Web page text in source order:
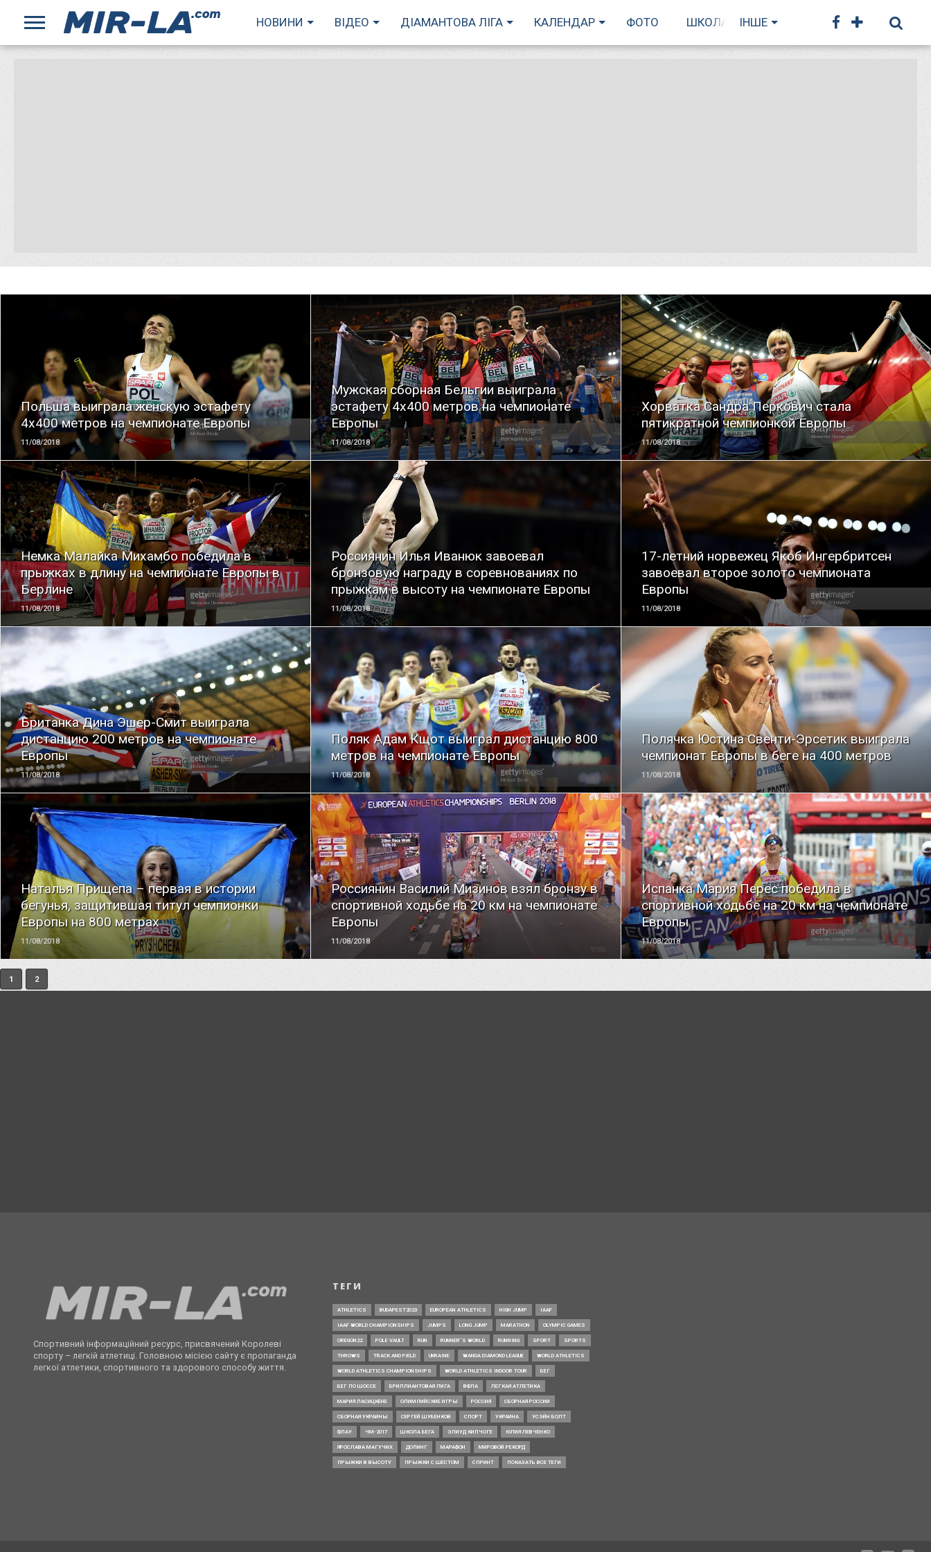
НОВИНИ ВІДЕО ДІАМАНТОВА ЛІГА КАЛЕНДАР ФОТО ШКОЛА БІГУ
ІНШЕ
Польша выиграла женскую эстафету
4х400 метров на чемпионате Европы
11/08/2018
ЧИТАТЬ
Мужская сборная Бельгии выиграла
эстафету 4х400 метров на чемпионате
Европы
11/08/2018
ЧИТАТЬ
Хорватка Сандра Перкович стала
пятикратной чемпионкой Европы
11/08/2018
ЧИТАТЬ
Немка Малайка Михамбо победила в
прыжках в длину на чемпионате Европы в
Берлине
11/08/2018
ЧИТАТЬ
Россиянин Илья Иванюк завоевал
бронзовую награду в соревнованиях по
прыжкам в высоту на чемпионате Европы
11/08/2018
17-летний норвежец Якоб Ингербритсен
завоевал второе золото чемпионата
Европы
11/08/2018
ЧИТАТЬ
Британка Дина Эшер-Смит выиграла
дистанцию 200 метров на чемпионате
Европы
11/08/2018
ЧИТАТЬ
Поляк Адам Кщот выиграл дистанцию 800
метров на чемпионате Европы
11/08/2018
ЧИТАТЬ
Полячка Юстина Свенти-Эрсетик выиграла
чемпионат Европы в беге на 400 метров
11/08/2018
ЧИТАТЬ
Наталья Прищепа – первая в истории
бегунья, защитившая титул чемпионки
Европы на 800 метрах
11/08/2018
ЧИТАТЬ
Россиянин Василий Мизинов взял бронзу в
спортивной ходьбе на 20 км на чемпионате
Европы
11/08/2018
ЧИТАТЬ
Испанка Мария Перес победила в
спортивной ходьбе на 20 км на чемпионате
Европы
11/08/2018
ЧИТАТЬ
1 2
Спортивний інформаційний ресурс, присвячений Королеві
спорту – легкій атлетиці. Головною місією сайту є пропаганда
легкої атлетики, спортивного та здорового способу життя.
ТЕГИ
ATHLETICS BUDAPEST2023 EUROPEAN ATHLETICS HIGH JUMP IAAF
IAAF WORLD CHAMPIONSHIPS JUMPS LONG JUMP MARATHON OLYMPIC GAMES
OREGON22 POLE VAULT RUN RUNNER’S WORLD RUNNING SPORT SPORTS
THROWS TRACK AND FIELD UKRAINE WANDA DIAMOND LEAGUE WORLD ATHLETICS
WORLD ATHLETICS CHAMPIONSHIPS WORLD ATHLETICS INDOOR TOUR БЕГ
БЕГ ПО ШОССЕ БРИЛЛИАНТОВАЯ ЛИГА ВФЛА ЛЕГКАЯ АТЛЕТИКА
МАРИЯ ЛАСИЦКЕНЕ ОЛИМПИЙСКИЕ ИГРЫ РОССИЯ СБОРНАЯ РОССИИ
СБОРНАЯ УКРАИНЫ СЕРГЕЙ ШУБЕНКОВ СПОРТ УКРАИНА УСЭЙН БОЛТ
ФЛАУ ЧМ-2017 ШКОЛА БЕГА ЭЛИУД КИПЧОГЕ ЮЛИЯ ЛЕВЧЕНКО
ЯРОСЛАВА МАГУЧИХ ДОПИНГ МАРАФОН МИРОВОЙ РЕКОРД
ПРЫЖКИ В ВЫСОТУ ПРЫЖКИ С ШЕСТОМ СПРИНТ ПОКАЗАТЬ ВСЕ ТЕГИ